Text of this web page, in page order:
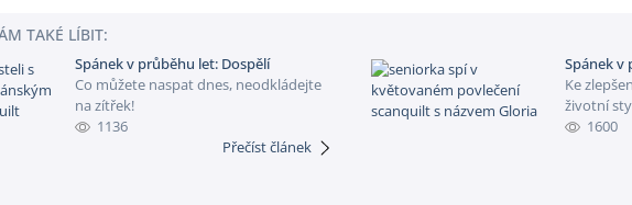
TAKÉ LÍBIT:
Spánek v průběhu let: Dospělí
Co můžete naspat dnes, neodkládejte
na zítřek!
1136
Přečíst článek
Spánek v
Ke
životní
1600